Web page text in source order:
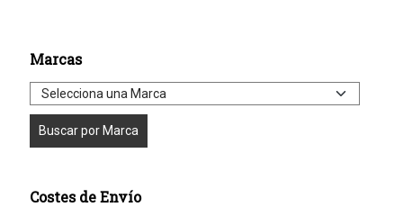
Marcas
Costes de Envío